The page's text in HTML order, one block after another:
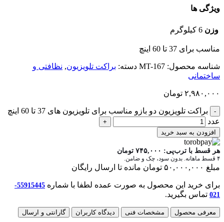
ویژگی ها
وزن 6 کیلوگرم
مناسب برای 37 تا 60 اینچ
شناسه محصول: MT-167 دسته: براکت تلویزیون, نظافتی و
ساختمانی
۲,۹۸۰,۰۰۰ تومان
براکت تلویزیون دو بازو مناسب برای تلویزیون های 37 تا 60 اینچ
عدد
افزودن به سبد خرید
هر قسط با ترب‌پی: ۷۴۵,۰۰۰ تومان
۴ قسط ماهانه. بدون سود، چک و ضامن.
مبلغ ۵۰,۰۰۰,۰۰۰ تومان مانده تا ارسال رایگان
برای خرید این محصول به صورت عمده لطفا با شماره
55915445-
021 تماس بگیرید.
معرفی محصول مشخصات فنی دیدگاه کاربران گارانتی و ارسال